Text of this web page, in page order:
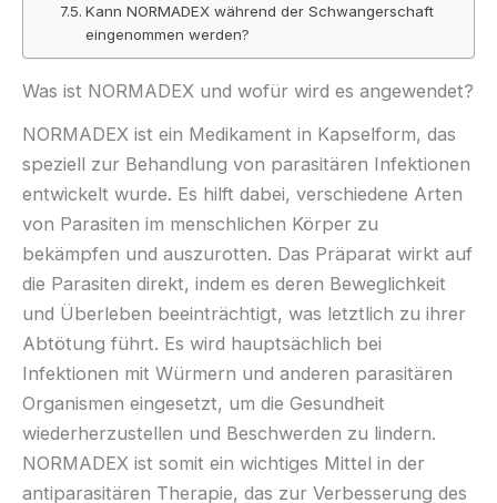
Kann NORMADEX während der Schwangerschaft
eingenommen werden?
Was ist NORMADEX und wofür wird es angewendet?
NORMADEX ist ein Medikament in Kapselform, das
speziell zur Behandlung von parasitären Infektionen
entwickelt wurde. Es hilft dabei, verschiedene Arten
von Parasiten im menschlichen Körper zu
bekämpfen und auszurotten. Das Präparat wirkt auf
die Parasiten direkt, indem es deren Beweglichkeit
und Überleben beeinträchtigt, was letztlich zu ihrer
Abtötung führt. Es wird hauptsächlich bei
Infektionen mit Würmern und anderen parasitären
Organismen eingesetzt, um die Gesundheit
wiederherzustellen und Beschwerden zu lindern.
NORMADEX ist somit ein wichtiges Mittel in der
antiparasitären Therapie, das zur Verbesserung des